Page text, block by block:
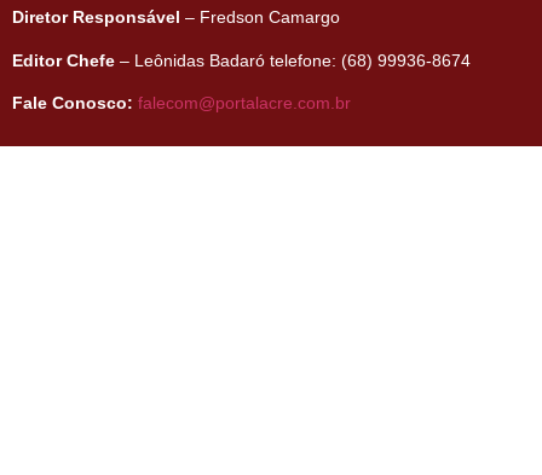
Diretor Responsável – Fredson Camargo
Editor Chefe – Leônidas Badaró telefone: (68) 99936-8674
Fale Conosco: falecom@portalacre.com.br